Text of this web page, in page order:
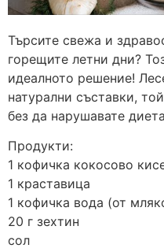
Търсите свежа и
горещите летни дни?
идеалното решение!
натурални съставки,
без да нарушавате
Продукти:
1 кофичка кокосово
1 краставица
1 кофичка вода (от
20 г зехтин
сол